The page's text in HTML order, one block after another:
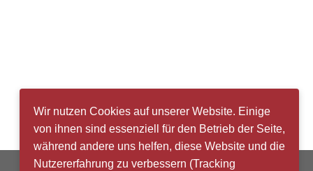
Wir nutzen Cookies auf unserer Website. Einige
von ihnen sind essenziell für den Betrieb der Seite,
während andere uns helfen, diese Website und die
Nutzererfahrung zu verbessern (Tracking